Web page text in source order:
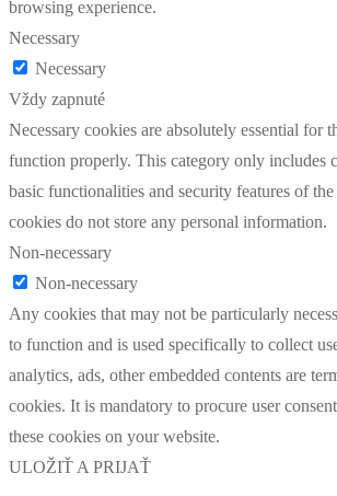
browsing experience.
Necessary
Necessary
Vždy zapnuté
Necessary cookies are absolutely essential for
function properly. This category only includes
basic functionalities and security features of
cookies do not store any personal information.
Non-necessary
Non-necessary
Any cookies that may not be particularly
to function and is used specifically to collect
analytics, ads, other embedded contents are
cookies. It is mandatory to procure user
these cookies on your website.
ULOŽIŤ A PRIJAŤ